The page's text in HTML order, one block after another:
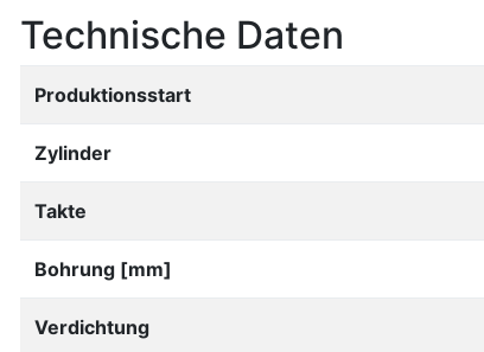
Technische Daten
Produktionsstart
Zylinder
Takte
Bohrung [mm]
Verdichtung